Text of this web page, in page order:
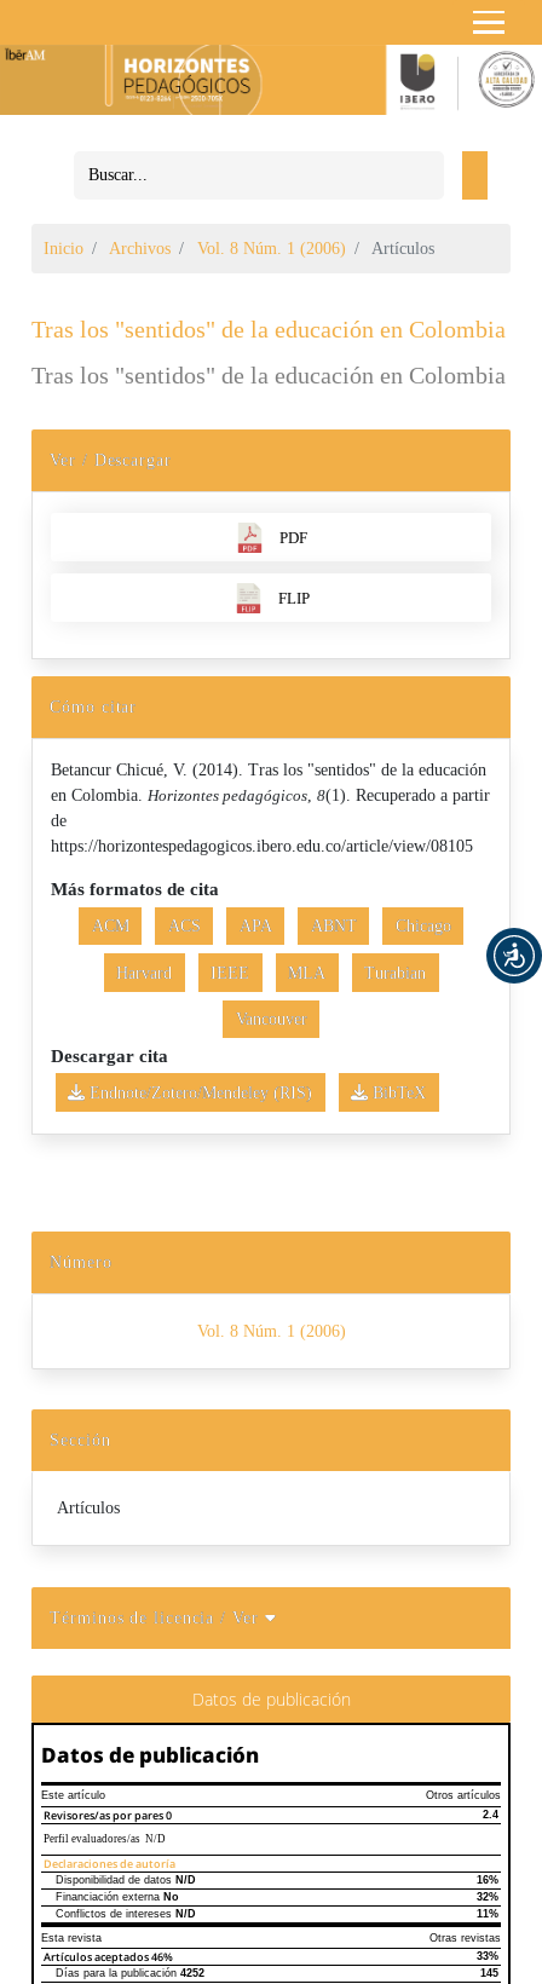
Inicio Archivos Vol. 8 Núm. 1 (2006) Artículos
Tras los "sentidos" de la educación en Colombia
Tras los "sentidos" de la educación en Colombia
Ver / Descargar
PDF
FLIP
Cómo citar
Betancur Chicué, V. (2014). Tras los "sentidos" de la educación
en Colombia.Horizontes pedagógicos,8(1). Recuperado a partir
de
https://horizontespedagogicos.ibero.edu.co/article/view/08105
Más formatos de cita
ACM ACS APA ABNT Chicago
Harvard IEEE MLA Turabian
Vancouver
Descargar cita
Endnote/Zotero/Mendeley (RIS) BibTeX
Número
Vol. 8 Núm. 1 (2006)
Sección
Artículos
Términos de licencia/ Ver
Datos de publicación
Datos de publicación
Este artículo Otros artículos
Revisores/as por pares0
2.4
Perfil evaluadores/as N/D
Declaraciones de autoría
Declaraciones de autoríaEste artículo
Disponibilidad de datos N/D
16%
Financiación externa No
32%
Conflictos de intereses N/D
11%
Esta revista
Otras revistas
Artículos aceptados46%
33%
Días para la publicación4252 145